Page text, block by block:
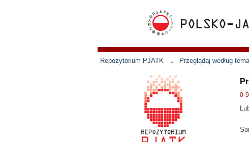
Repozytorium PJATK → Przeglądaj według
0-9